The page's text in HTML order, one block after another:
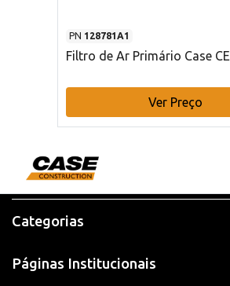
PN 128781A1
Filtro de Ar Primário Case CE
Ver Preço
Categorias
Páginas Institucionais